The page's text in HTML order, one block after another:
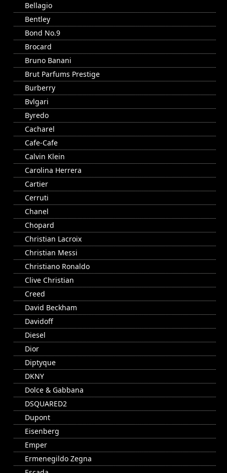
Bellagio
Bentley
Bond No.9
Brocard
Bruno Banani
Brut Parfums Prestige
Burberry
Bvlgari
Byredo
Cacharel
Cafe-Cafe
Calvin Klein
Carolina Herrera
Cartier
Cerruti
Chanel
Chopard
Christian Lacroix
Christian Messi
Christiano Ronaldo
Clive Christian
Creed
David Beckham
Davidoff
Diesel
Dior
Diptyque
DKNY
Dolce & Gabbana
DSQUARED2
Dupont
Eisenberg
Emper
Ermenegildo Zegna